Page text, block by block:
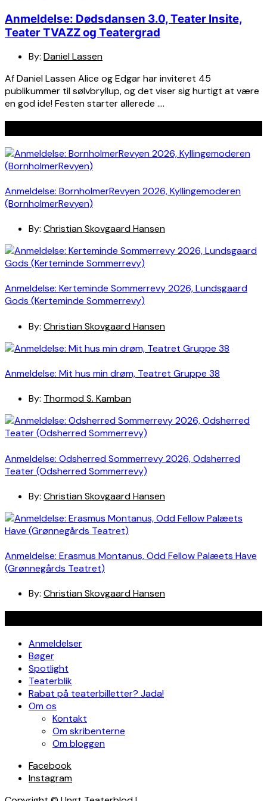
Anmeldelse: Dødsdansen 3.0, Teater Insite,
Teater TVAZZ og Teatergrad
By: Daniel Lassen
Af Daniel Lassen Alice og Edgar har inviteret 45
publikummer til sølvbryllup, og det viser sig hurtigt at være
en god ide! Festen starter allerede ….
Anmeldelse: BornholmerRevyen 2026, Kyllingemoderen
(BornholmerRevyen)
By: Christian Skovgaard Hansen
Anmeldelse: Kerteminde Sommerrevy 2026, Lundsgaard
Gods (Kerteminde Sommerrevy)
By: Christian Skovgaard Hansen
Anmeldelse: Mit hus min drøm, Teatret Gruppe 38
By: Thormod S. Kamban
Anmeldelse: Odsherred Sommerrevy 2026, Odsherred
Teater (Odsherred Sommerrevy)
By: Christian Skovgaard Hansen
Anmeldelse: Erasmus Montanus, Odd Fellow Palæets Have
(Grønnegårds Teatret)
By: Christian Skovgaard Hansen
Anmeldelser
Bøger
Spotlight
Teaterblik
Rabat på teaterbilletter? Jada!
Om os
Kontakt
Om skribenterne
Om bloggen
Facebook
Instagram